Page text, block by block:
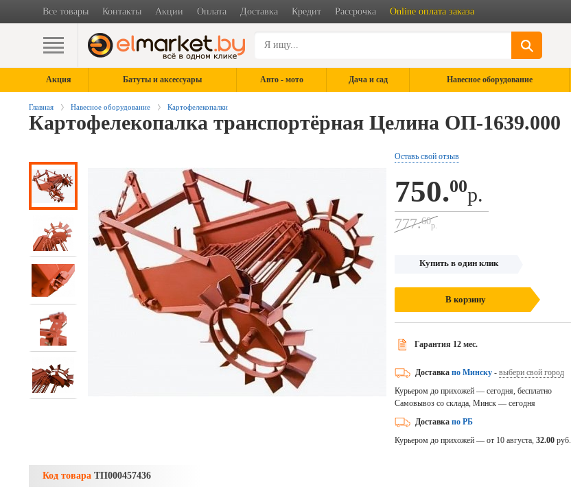
Все товары Контакты Акции Оплата Доставка Кредит Рассрочка Online оплата заказа
Акция Батуты и аксессуары Авто - мото Дача и сад Навесное оборудование
Главная Навесное оборудование Картофелекопалки
Картофелекопалка транспортёрная Целина ОП-1639.000
Оставь свой отзыв
750.00р.
777.60р.
Купить в один клик
В корзину
Гарантия 12 мес.
Доставка по Минску- выбери свой город
Курьером до прихожей — сегодня, бесплатно
Самовывоз со склада, Минск — сегодня
Доставка по РБ
Курьером до прихожей — от 10 августа, 32.00 руб.
Код товара ТП000457436